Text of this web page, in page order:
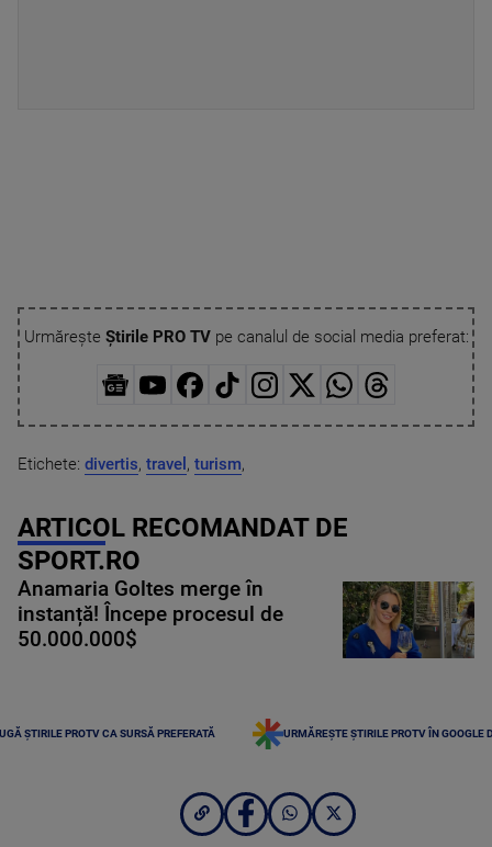
Urmărește Știrile PRO TVpe canalul de social media preferat:
Etichete: divertis, travel , turism,
ARTICOL RECOMANDAT DE
SPORT.RO
Anamaria Goltes merge în
instanță! Începe procesul de
50.000.000$
ȘTIRILE PROTV CA SURSĂ PREFERATĂ URMĂREȘTE ȘTIRILE PROTV ÎN GOOGLE